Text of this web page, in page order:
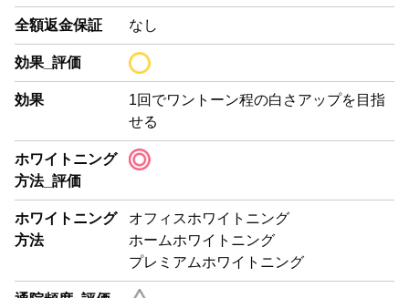
全額返金保証 なし
効果_評価
効果
1回でワントーン程の白さアップを目指
せる
ホワイトニング
方法_評価
ホワイトニング
方法
オフィスホワイトニング
ホームホワイトニング
プレミアムホワイトニング